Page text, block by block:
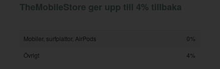
TheMobileStore ger upp till 4% tillbaka
Mobiler, surfplattor, AirPods
0%
Övrigt
4%